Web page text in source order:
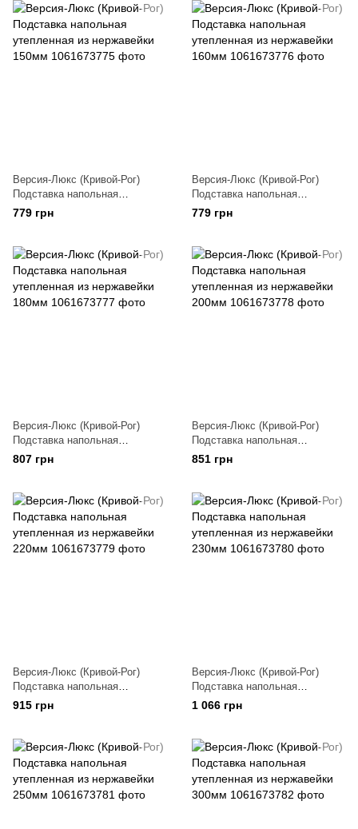
Версия-Люкс (Кривой-Рог)
Подставка напольная
утепленная из нержавейки
150мм
779 грн
Версия-Люкс (Кривой-Рог)
Подставка напольная
утепленная из нержавейки
160мм
779 грн
Версия-Люкс (Кривой-Рог)
Подставка напольная
утепленная из нержавейки
180мм
807 грн
Версия-Люкс (Кривой-Рог)
Подставка напольная
утепленная из нержавейки
200мм
851 грн
Версия-Люкс (Кривой-Рог)
Подставка напольная
утепленная из нержавейки
220мм
915 грн
Версия-Люкс (Кривой-Рог)
Подставка напольная
утепленная из нержавейки
1 066 грн